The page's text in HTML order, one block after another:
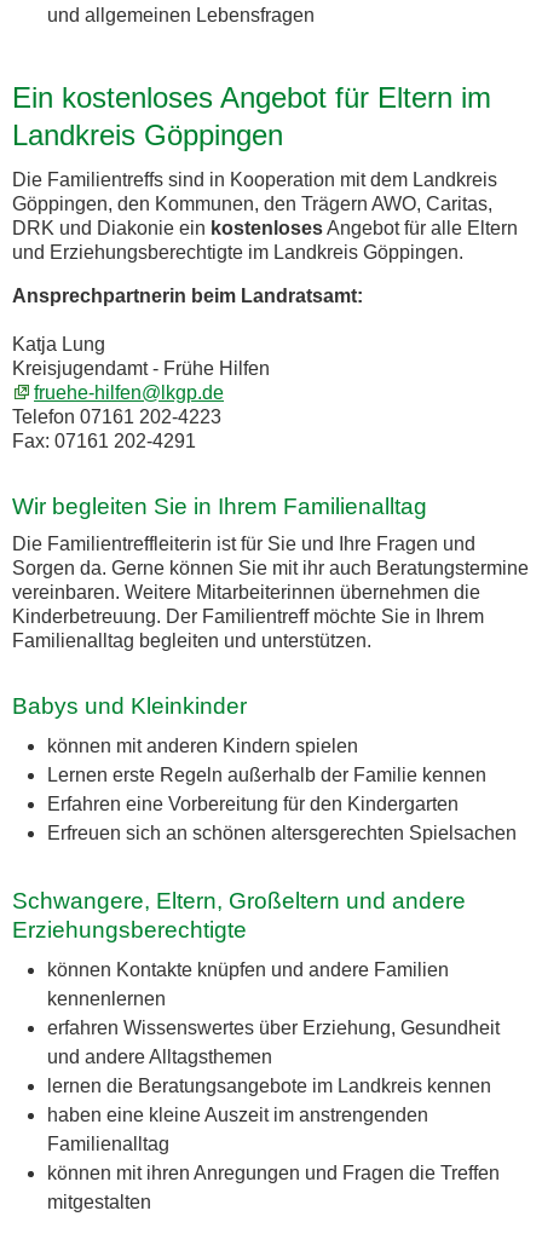
und allgemeinen Lebensfragen
Ein kostenloses Angebot für Eltern im
Landkreis Göppingen
Die Familientreffs sind in Kooperation mit dem Landkreis
Göppingen, den Kommunen, den Trägern AWO, Caritas,
DRK und Diakonie ein kostenlosesAngebot für alle Eltern
und Erziehungsberechtigte im Landkreis Göppingen.
Ansprechpartnerin beim Landratsamt:
Katja Lung
Kreisjugendamt - Frühe Hilfen
fruehe-hilfen@lkgp.de
Telefon 07161 202-4223
Fax: 07161 202-4291
Wir begleiten Sie in Ihrem Familienalltag
Die Familientreffleiterin ist für Sie und Ihre Fragen und
Sorgen da. Gerne können Sie mit ihr auch Beratungstermine
vereinbaren. Weitere Mitarbeiterinnen übernehmen die
Kinderbetreuung. Der Familientreff möchte Sie in Ihrem
Familienalltag begleiten und unterstützen.
Babys und Kleinkinder
können mit anderen Kindern spielen
Lernen erste Regeln außerhalb der Familie kennen
Erfahren eine Vorbereitung für den Kindergarten
Erfreuen sich an schönen altersgerechten Spielsachen
Schwangere, Eltern, Großeltern und andere
Erziehungsberechtigte
können Kontakte knüpfen und andere Familien
kennenlernen
erfahren Wissenswertes über Erziehung, Gesundheit
und andere Alltagsthemen
lernen die Beratungsangebote im Landkreis kennen
haben eine kleine Auszeit im anstrengenden
Familienalltag
können mit ihren Anregungen und Fragen die Treffen
mitgestalten